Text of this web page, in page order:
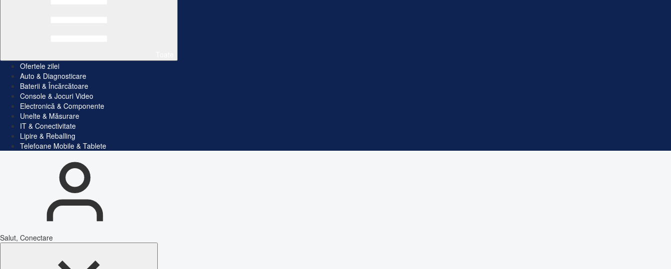
Ofertele zilei
Auto & Diagnosticare
Baterii & Încărcătoare
Console & Jocuri Video
Electronică & Componente
Unelte & Măsurare
IT & Conectivitate
Lipire & Reballing
Telefoane Mobile & Tablete
Salut, Conectare